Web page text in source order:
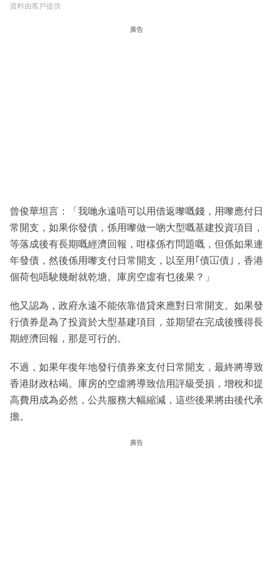
資料由客戶提供
廣告
曾俊華坦言：「我哋永遠唔可以用借返嚟嘅錢，用嚟應付日
常開支，如果你發債，係用嚟做一啲大型嘅基建投資項目，
等落成後有長期嘅經濟回報，咁樣係冇問題嘅，但係如果連
年發債，然後係用嚟支付日常開支，以至用｢債冚債｣，香港
個荷包唔駛幾耐就乾塘。庫房空虛有乜後果？」
他又認為，政府永遠不能依靠借貸來應對日常開支。如果發
行債券是為了投資於大型基建項目，並期望在完成後獲得長
期經濟回報，那是可行的。
不過，如果年復年地發行債券來支付日常開支，最終將導致
香港財政枯竭。庫房的空虛將導致信用評級受損，增稅和提
高費用成為必然，公共服務大幅縮減，這些後果將由後代承
擔。
廣告